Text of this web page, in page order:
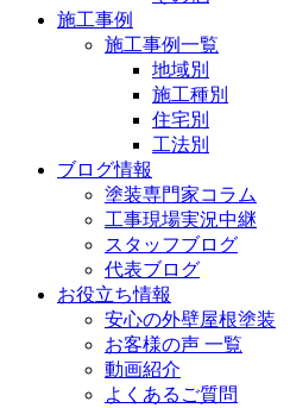
施工事例
施工事例一覧
地域別
施工種別
住宅別
工法別
ブログ情報
塗装専門家コラム
工事現場実況中継
スタッフブログ
代表ブログ
お役立ち情報
安心の外壁屋根塗装
お客様の声 一覧
動画紹介
よくあるご質問